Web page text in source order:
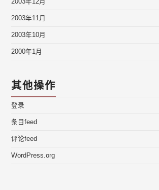
2003年12月
2003年11月
2003年10月
2000年1月
其他操作
登录
条目feed
评论feed
WordPress.org